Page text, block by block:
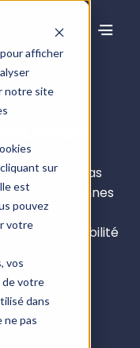
afficher
notre site
sur
est
pouvez
votre
vos
de votre
dans
ne pas
blancs, cas
nos bonnes
une comptabilité
Articles